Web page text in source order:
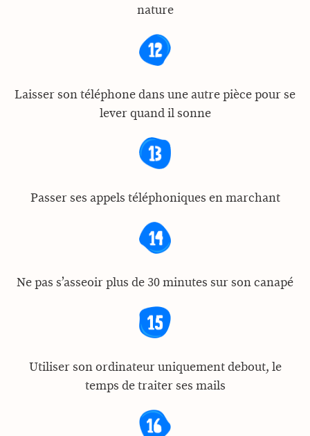
nature
Laisser son téléphone dans une autre pièce pour se
lever quand il sonne
Passer ses appels téléphoniques en marchant
Ne pas s’asseoir plus de 30 minutes sur son canapé
Utiliser son ordinateur uniquement debout, le
temps de traiter ses mails